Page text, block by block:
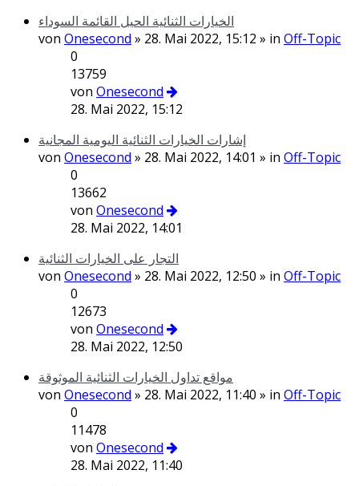
الخيارات الثنائية الحيل القائمة السوداء
von Onesecond » 28. Mai 2022, 15:12 » in Off-Topic
0
13759
von Onesecond
28. Mai 2022, 15:12
إشارات الخيارات الثنائية اليومية المجانية
von Onesecond » 28. Mai 2022, 14:01 » in Off-Topic
0
13662
von Onesecond
28. Mai 2022, 14:01
التجار على الخيارات الثنائية
von Onesecond » 28. Mai 2022, 12:50 » in Off-Topic
0
12673
von Onesecond
28. Mai 2022, 12:50
مواقع تداول الخيارات الثنائية الموثوقة
von Onesecond » 28. Mai 2022, 11:40 » in Off-Topic
0
11478
von Onesecond
28. Mai 2022, 11:40